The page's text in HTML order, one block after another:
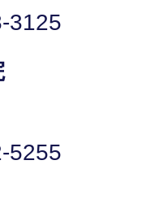
3125
5255